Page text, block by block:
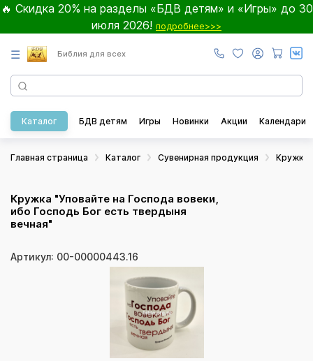
🔥 Скидка 20% на разделы «БДВ детям» и «Игры» до 30
июля 2026! подробнее>>>
☰ Библия для всех
Каталог БДВ детям Игры Новинки Акции Календари
Главная страница Каталог Сувенирная продукция Кружки
Кружка "Уповайте на Господа вовеки,
ибо Господь Бог есть твердыня
вечная"
Артикул: 00-00000443.16